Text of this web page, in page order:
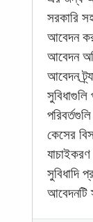
সরকারি
আবেদন
আবেদন
আবেদন
কেসের
যাচাইকরণ
সুবিধাদি
আবেদনটি